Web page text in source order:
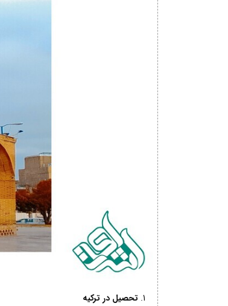
تحصیل در ترکیه